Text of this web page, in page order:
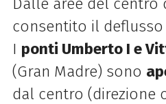
consentito il
I ponti Umberto I e
(Gran Madre) sono
dal centro (direzione